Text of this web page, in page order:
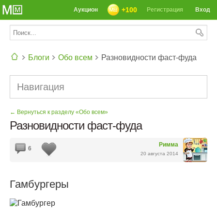
СЕГОДНЯ: 39142 РЕЦЕПТА
Вход
Регистрация
+100
Аукцион
Блоги Обо всем Разновидности фаст-фуда
Навигация
← Вернуться к разделу «Обо всем»
Разновидности фаст-фуда
Римма
20 августа 2014
6
Гамбургеры